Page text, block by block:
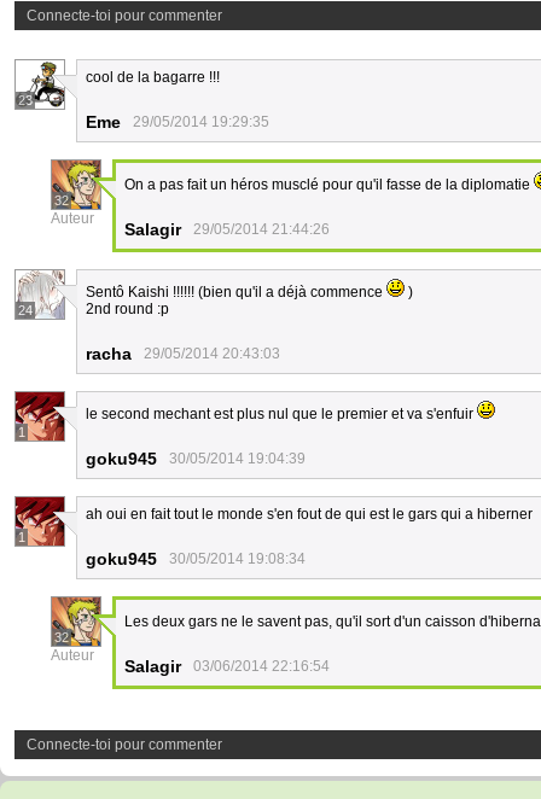
Connecte-toi pour commenter
23
cool de la bagarre !!!
Eme 29/05/2014 19:29:35
32
Auteur
On a pas fait un héros musclé pour qu'il fasse de la diplomatie
Salagir 29/05/2014 21:44:26
24
Sentô Kaishi !!!!!! (bien qu'il a déjà commence
)
2nd round :p
racha 29/05/2014 20:43:03
1
le second mechant est plus nul que le premier et va s'enfuir
goku945 30/05/2014 19:04:39
1
ah oui en fait tout le monde s'en fout de qui est le gars qui a hiberner
goku945 30/05/2014 19:08:34
32
Auteur
Les deux gars ne le savent pas, qu'il sort d'un caisson
Salagir 03/06/2014 22:16:54
Connecte-toi pour commenter